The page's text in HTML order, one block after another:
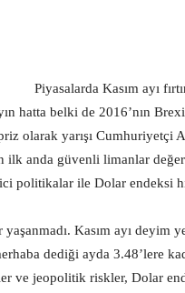
Piyasalarda Kasım ayı
hatta belki de 2016’nın
olarak yarışı Cumhuriyetçi
anda güvenli limanlar
politikalar ile Dolar endeksi
Kasım ayı deyim
dediği ayda 3.48’lere
ve jeopolitik riskler, Dolar